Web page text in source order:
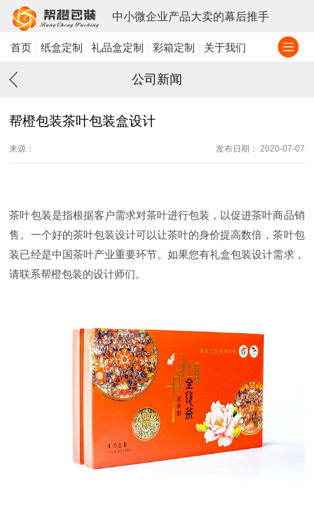
中小微企业产品大卖的幕后推手
首页 纸盒定制 礼品盒定制 彩箱定制 关于我们
公司新闻
帮橙包装茶叶包装盒设计
来源： 发布日期： 2020-07-07
茶叶包装是指根据客户需求对茶叶进行包装，以促进茶叶商品销
售。一个好的茶叶包装设计可以让茶叶的身价提高数倍，茶叶包
装已经是中国茶叶产业重要环节。如果您有礼盒包装设计需求，
请联系帮橙包装的设计师们。